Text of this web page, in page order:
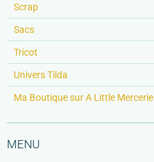
Scrap
Sacs
Tricot
Univers Tilda
Ma Boutique sur A Little Mercerie
MENU